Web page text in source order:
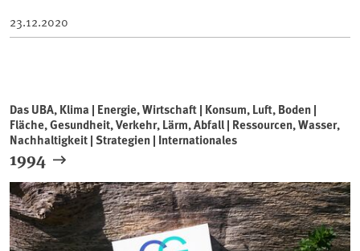
23.12.2020
Das UBA, Klima | Energie, Wirtschaft | Konsum, Luft, Boden |
Fläche, Gesundheit, Verkehr, Lärm, Abfall | Ressourcen, Wasser,
Nachhaltigkeit | Strategien | Internationales
1994